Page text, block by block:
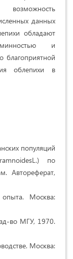
возможность
данных
обладают
и
благоприятной
облепихи в
популяций
по
Автореферат,
Москва:
во МГУ, 1970.
Москва: